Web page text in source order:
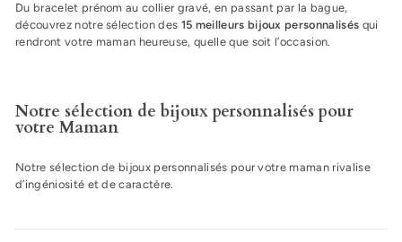
Du bracelet prénom au collier gravé, en passant par la bague,
découvrez notre sélection des 15 meilleurs bijoux personnalisés qui
rendront votre maman heureuse, quelle que soit l’occasion.
Notre sélection de bijoux personnalisés pour
votre Maman
Notre sélection de bijoux personnalisés pour votre maman rivalise
d’ingéniosité et de caractère.